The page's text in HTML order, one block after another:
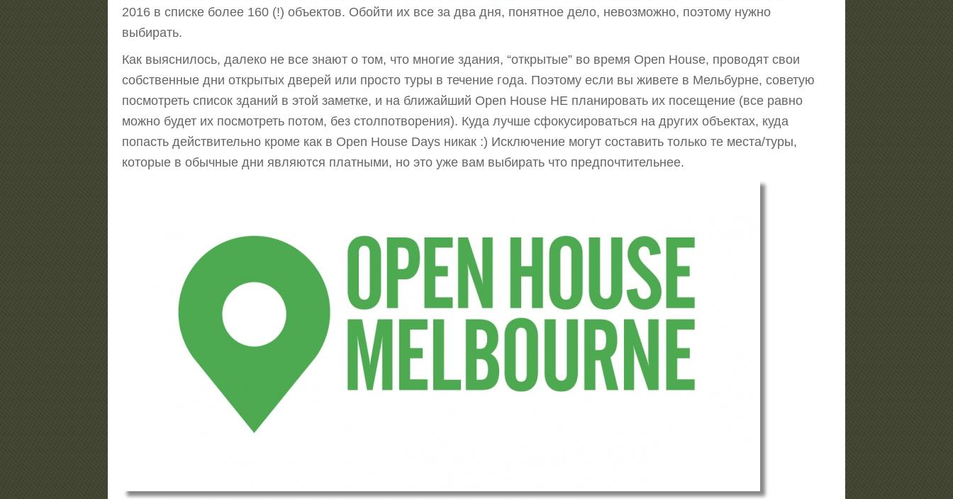
2016 в списке более 160 (!) объектов. Обойти их все за два дня, понятное дело, невозможно, поэтому нужно
выбирать.
Как выяснилось, далеко не все знают о том, что многие здания, “открытые” во время Open House, проводят свои
собственные дни открытых дверей или просто туры в течение года. Поэтому если вы живете в Мельбурне, советую
посмотреть список зданий в этой заметке, и на ближайший Open House НЕ планировать их посещение (все равно
можно будет их посмотреть потом, без столпотворения). Куда лучше сфокусироваться на других объектах, куда
попасть действительно кроме как в Open House Days никак :) Исключение могут составить только те места/туры,
которые в обычные дни являются платными, но это уже вам выбирать что предпочтительнее.